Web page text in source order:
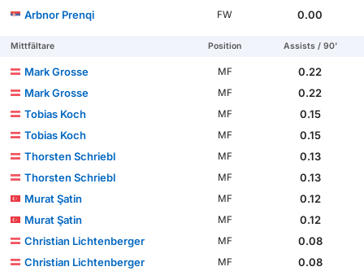
Arbnor Prenqi
FW 0.00
Mittfältare Position Assists / 90'
Mark Grosse MF
0.22
Mark Grosse
MF
0.22
Tobias Koch
MF
0.15
Tobias Koch
MF
0.15
Thorsten Schriebl
MF
0.13
Thorsten Schriebl
MF
0.13
Murat Şatin
MF
0.12
Murat Şatin
MF
0.12
Christian Lichtenberger
MF
0.08
Christian Lichtenberger
MF
0.08